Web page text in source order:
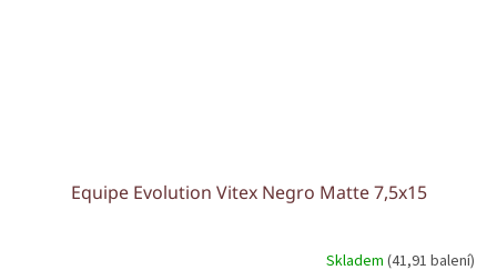
Equipe Evolution Vitex Negro Matte 7,5x15
Skladem (41,91 balení)